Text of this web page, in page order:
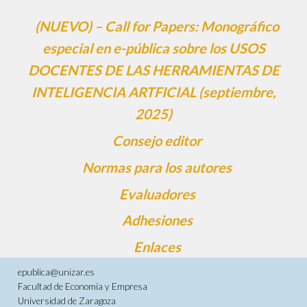
(NUEVO) – Call for Papers: Monográfico
especial en e-pública sobre los USOS
DOCENTES DE LAS HERRAMIENTAS DE
INTELIGENCIA ARTFICIAL (septiembre,
2025)
Consejo editor
Normas para los autores
Evaluadores
Adhesiones
Enlaces
epublica@unizar.es
Facultad de Economía y Empresa
Universidad de Zaragoza